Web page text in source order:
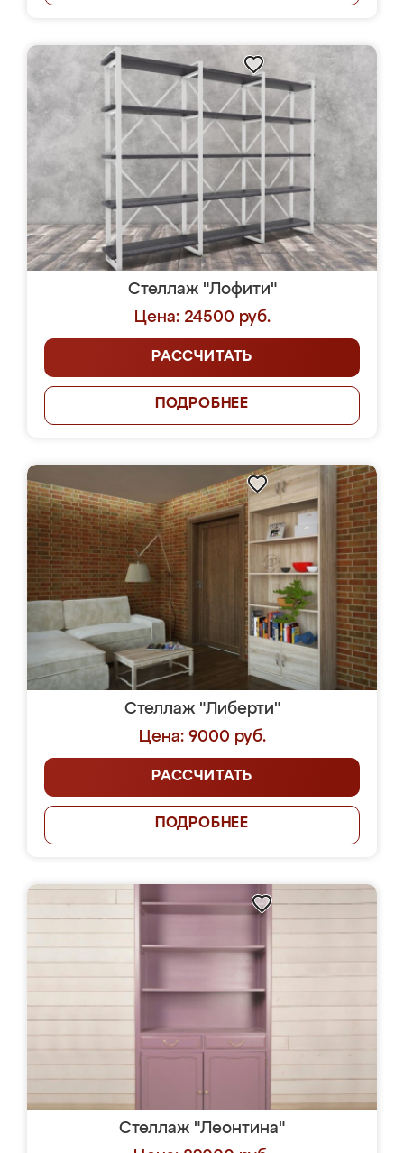
Стеллаж "Лофити"
Цена: 24500 руб.
РАССЧИТАТЬ
ПОДРОБНЕЕ
Стеллаж "Либерти"
Цена: 9000 руб.
РАССЧИТАТЬ
ПОДРОБНЕЕ
Стеллаж "Леонтина"